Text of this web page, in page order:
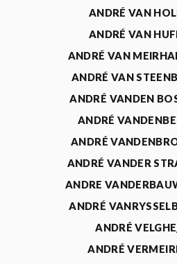
ANDRÉ VAN
ANDRÉ VAN
ANDRÉ VAN
ANDRÉ VAN
ANDRÉ VANDEN
ANDRÉ
ANDRÉ
ANDRÉ VANDER
ANDRE
ANDRÉ
ANDRÉ
ANDRÉ